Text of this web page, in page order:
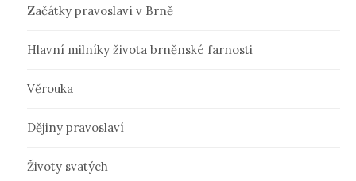
Začátky pravoslaví v Brně
Hlavní milníky života brněnské farnosti
Věrouka
Dějiny pravoslaví
Životy svatých